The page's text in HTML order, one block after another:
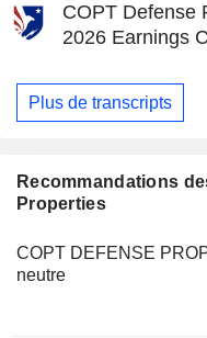
COPT Defense
2026 Earnings
Plus de transcripts
Recommandations
Properties
COPT DEFENSE
neutre